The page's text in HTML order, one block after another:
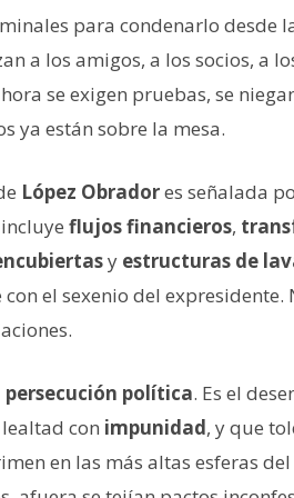
para condenarlo desde
a los amigos, a los socios, a
se exigen pruebas, se
ya están sobre la mesa.
López Obradores señalada
flujos financieros,
y estructuras de
el sexenio del expresidente.
persecución política. Es el
con impunidad, y que
en las más altas esferas